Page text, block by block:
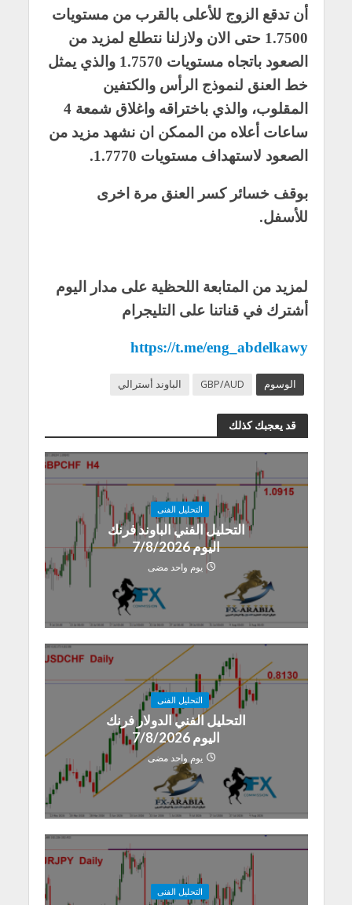
أن تدقع الزوج للأعلى بالقرب من مستويات
1.7500 حتى الان ولازلنا نتطلع لمزيد من
الصعود باتجاه مستويات 1.7570 والذي يمثل
خط العنق لنموذج الرأس والكتفين
المقلوب، والذي باختراقه واغلاق شمعة 4
ساعات أعلاه من الممكن ان نشهد مزيد من
الصعود لاستهداف مستويات 1.7770.
بوقف خسائر كسر العنق مرة اخرى
للأسفل.
لمزيد من المتابعة اللحظية على مدار اليوم
أشترك في قناتنا على التليجرام
https://t.me/eng_abdelkawy
الوسوم GBP/AUD الباوند أسترالي
قد يعجبك كذلك
التحليل الفنى
التحليل الفني الباوند فرنك
اليوم 7/8/2026
يوم واحد مضى
التحليل الفنى
التحليل الفني الدولار فرنك
اليوم 7/8/2026
يوم واحد مضى
التحليل الفنى